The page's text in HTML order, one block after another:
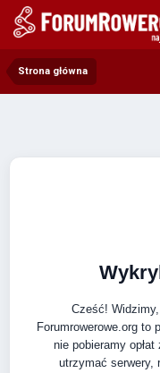
Strona główna
Cześć!
Forumrowerowe.org
nie pobieramy
utrzymać serwery,